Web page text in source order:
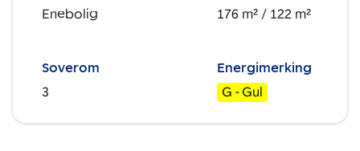
Enebolig 176 m² / 122 m²
Soverom
3
Energimerking
G - Gul